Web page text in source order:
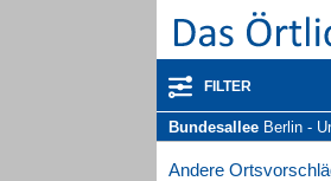
FILTER
Bundesallee Berlin -
Andere